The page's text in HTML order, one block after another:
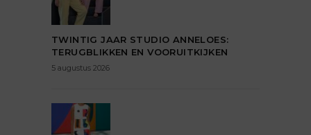
TWINTIG JAAR STUDIO ANNELOES:
TERUGBLIKKEN EN VOORUITKIJKEN
5 augustus 2026